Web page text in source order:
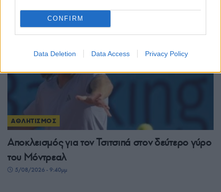
CONFIRM
Data Deletion Data Access Privacy Policy
ΑΘΛΗΤΙΣΜΟΣ
Αποκλεισμός για τον Τσιτσιπά στον δεύτερο γύρο
του Μόντρεαλ
5/08/2026 - 9:40μμ